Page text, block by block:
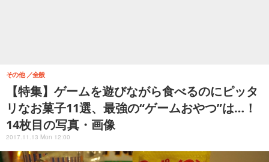
【特集】ゲームを遊びながら食べるのにピッタ
リなお菓子11選、最強の“ゲームおやつ”は…！
14枚目の写真・画像
その他 全般
2017.11.13 Mon 12:00